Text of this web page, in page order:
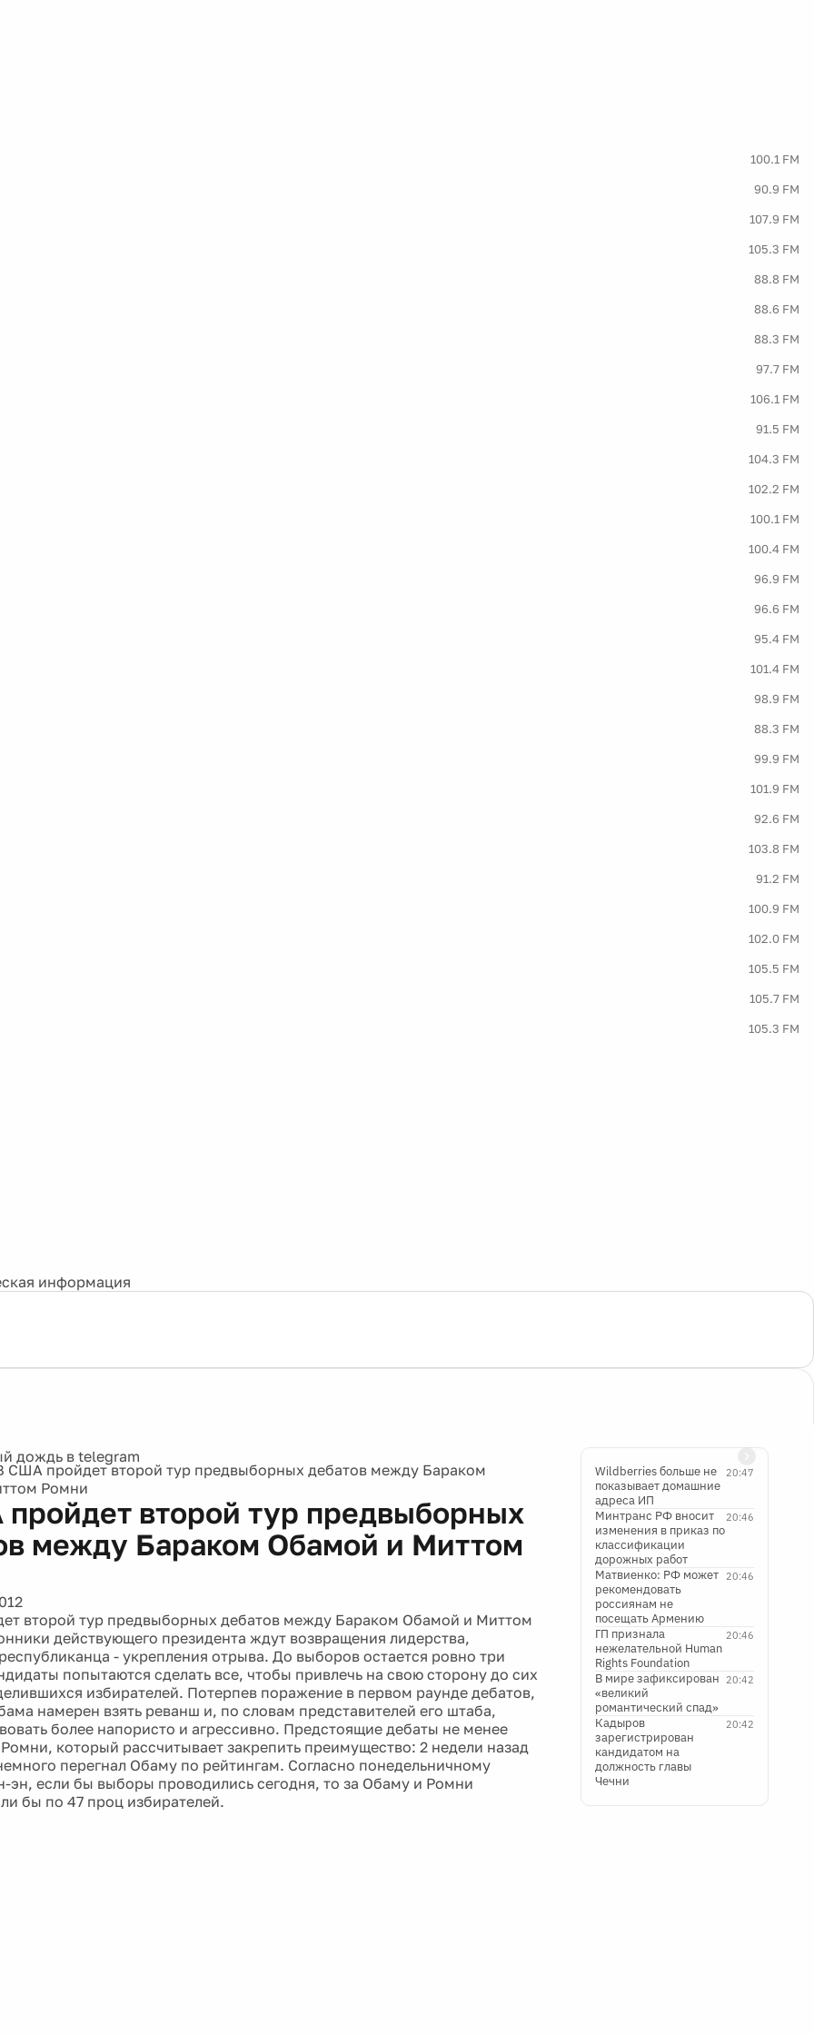
100.1 FM
90.9 FM
107.9 FM
105.3 FM
88.8 FM
88.6 FM
88.3 FM
97.7 FM
106.1 FM
91.5 FM
104.3 FM
102.2 FM
100.1 FM
100.4 FM
96.9 FM
96.6 FM
95.4 FM
101.4 FM
98.9 FM
88.3 FM
99.9 FM
101.9 FM
92.6 FM
103.8 FM
91.2 FM
100.9 FM
102.0 FM
105.5 FM
105.7 FM
105.3 FM
информация
США пройдет второй тур предвыборных дебатов между Бараком
Ромни
второй тур предвыборных
между Бараком Обамой и Миттом
второй тур предвыборных дебатов между Бараком Обамой и Миттом
действующего президента ждут возвращения лидерства,
- укрепления отрыва. До выборов остается ровно три
попытаются сделать все, чтобы привлечь на свою сторону до сих
избирателей. Потерпев поражение в первом раунде дебатов,
намерен взять реванш и, по словам представителей его штаба,
более напористо и агрессивно. Предстоящие дебаты не менее
который рассчитывает закрепить преимущество: 2 недели назад
перегнал Обаму по рейтингам. Согласно понедельничному
эн, если бы выборы проводились сегодня, то за Обаму и Ромни
бы по 47 проц избирателей.
20:47
Wildberries больше не
показывает домашние
адреса ИП
20:46
Минтранс РФ вносит
изменения в приказ по
классификации
дорожных работ
20:46
Матвиенко: РФ может
рекомендовать
россиянам не
посещать Армению
20:46
ГП признала
нежелательной Human
Rights Foundation
20:42
В мире зафиксирован
«великий
романтический спад»
20:42
Кадыров
зарегистрирован
кандидатом на
должность главы
Чечни